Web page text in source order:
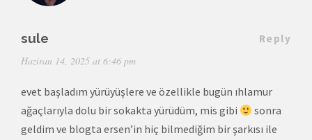
sule
Haziran 14, 2025 at 6:46 pm
Reply
evet başladım yürüyüşlere ve özellikle bugün ıhlamur
ağaçlarıyla dolu bir sokakta yürüdüm, mis gibi
sonra
geldim ve blogta ersen’in hiç bilmediğim bir şarkısı ile